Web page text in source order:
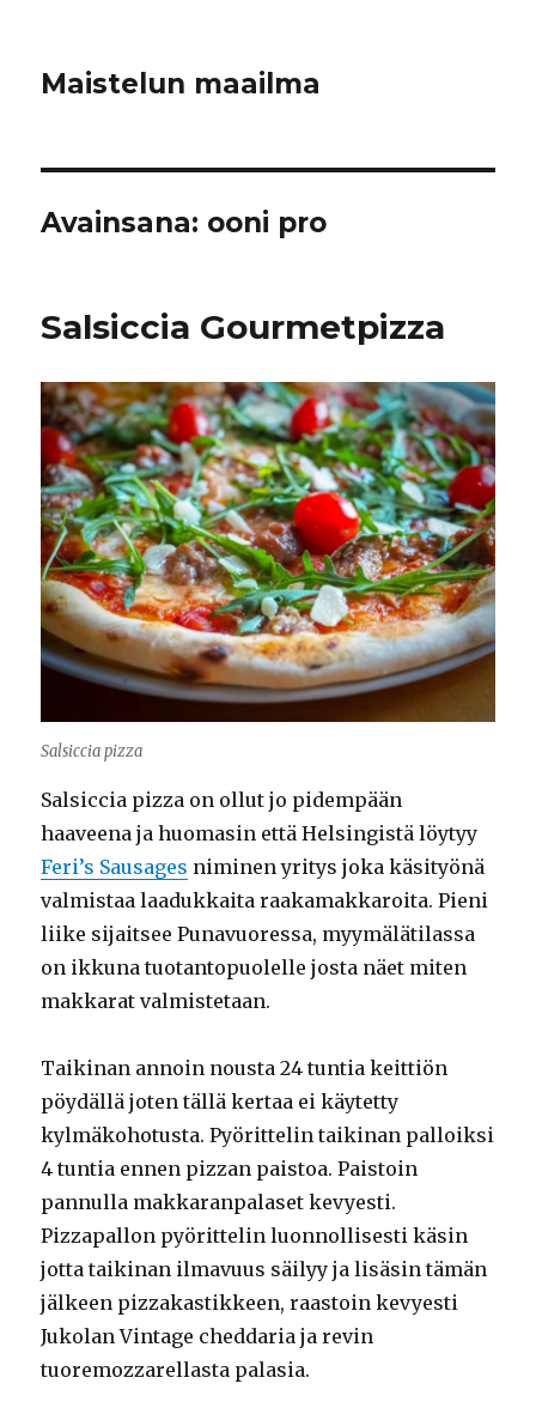
Maistelun maailma
Avainsana: ooni pro
Salsiccia Gourmetpizza
Salsiccia pizza
Salsiccia pizza on ollut jo pidempään
haaveena ja huomasin että Helsingistä löytyy
Feri’s Sausages niminen yritys joka käsityönä
valmistaa laadukkaita raakamakkaroita. Pieni
liike sijaitsee Punavuoressa, myymälätilassa
on ikkuna tuotantopuolelle josta näet miten
makkarat valmistetaan.
Taikinan annoin nousta 24 tuntia keittiön
pöydällä joten tällä kertaa ei käytetty
kylmäkohotusta. Pyörittelin taikinan palloiksi
4 tuntia ennen pizzan paistoa. Paistoin
pannulla makkaranpalaset kevyesti.
Pizzapallon pyörittelin luonnollisesti käsin
jotta taikinan ilmavuus säilyy ja lisäsin tämän
jälkeen pizzakastikkeen, raastoin kevyesti
Jukolan Vintage cheddaria ja revin
tuoremozzarellasta palasia.